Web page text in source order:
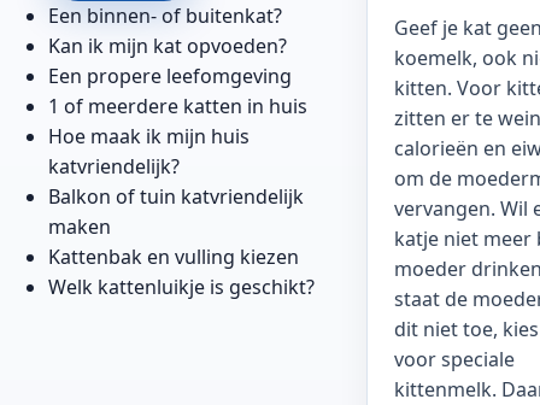
Een binnen- of buitenkat?
Kan ik mijn kat opvoeden?
Een propere leefomgeving
1 of meerdere katten in huis
Hoe maak ik mijn huis
katvriendelijk?
Balkon of tuin katvriendelijk
maken
Kattenbak en vulling kiezen
Welk kattenluikje is geschikt?
Geef je kat
koemelk, ook
kitten. Voor
zitten er te
calorieën en
om de
vervangen. Wil
katje niet meer
moeder
staat de
dit niet toe,
voor speciale
kittenmelk.